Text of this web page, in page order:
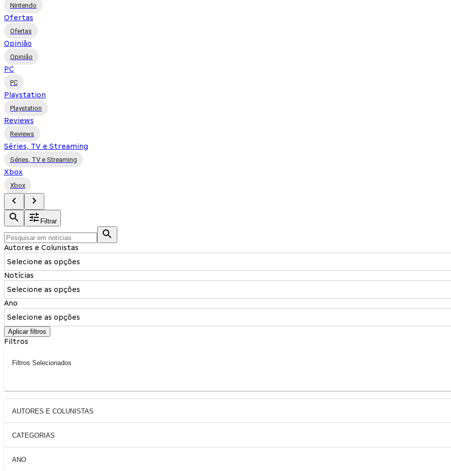
Nintendo
Ofertas
Ofertas
Opinião
Opinião
PC
PC
Playstation
Playstation
Reviews
Reviews
Séries, TV e Streaming
Séries, TV e Streaming
Xbox
Xbox
Filtrar
Autores e Colunistas
Selecione as opções
Notícias
Selecione as opções
Ano
Selecione as opções
Aplicar filtros
Filtros
Filtros Selecionados
AUTORES E COLUNISTAS
CATEGORIAS
ANO